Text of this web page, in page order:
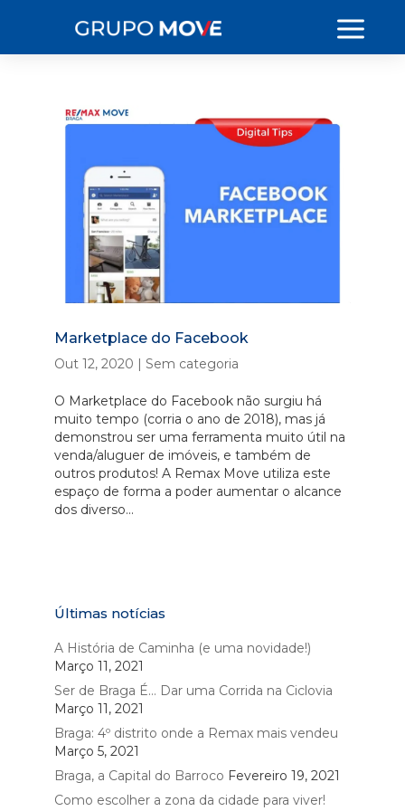
Marketplace do Facebook
Out 12, 2020 | Sem categoria
O Marketplace do Facebook não surgiu há
muito tempo (corria o ano de 2018), mas já
demonstrou ser uma ferramenta muito útil na
venda/aluguer de imóveis, e também de
outros produtos! A Remax Move utiliza este
espaço de forma a poder aumentar o alcance
dos diverso...
Últimas notícias
A História de Caminha (e uma novidade!)
Março 11, 2021
Ser de Braga É… Dar uma Corrida na Ciclovia
Março 11, 2021
Braga: 4º distrito onde a Remax mais vendeu
Março 5, 2021
Braga, a Capital do Barroco Fevereiro 19, 2021
Como escolher a zona da cidade para viver!